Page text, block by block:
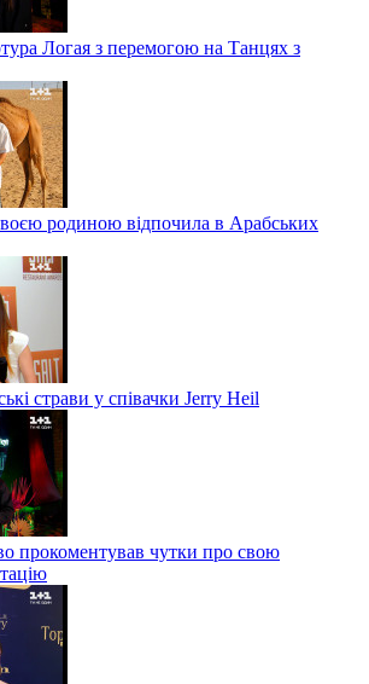
Логая з перемогою на Танцях з
родиною відпочила в Арабських
страви у співачки Jerry Heil
прокоментував чутки про свою